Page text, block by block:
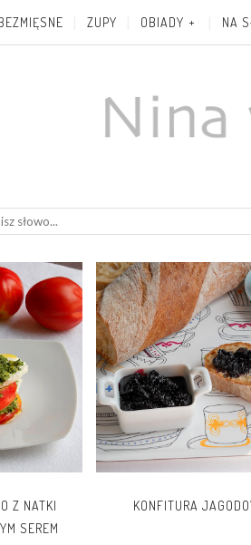
ZUPY OBIADY NA
Z NATKI
SEREM
KONFITURA